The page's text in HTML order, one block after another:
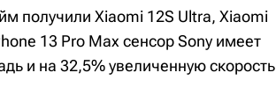
получили Xiaomi 12S Ultra, Xiaomi
13 Pro Max сенсор Sony имеет
и на 32,5% увеличенную скорость